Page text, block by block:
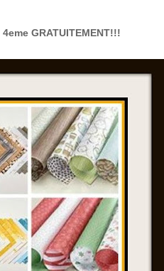
GRATUITEMENT!!!